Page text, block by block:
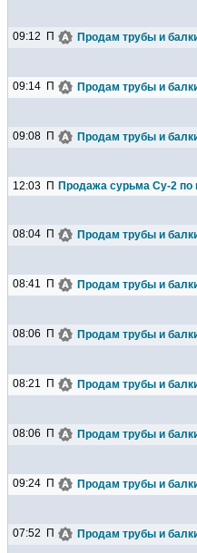
09:12 П Продам трубы и
09:14 П Продам трубы и
09:08 П Продам трубы и
12:03 П Продажа сурьма Су-2 по
08:04 П Продам трубы и
08:41 П Продам трубы и
08:06 П Продам трубы и
08:21 П Продам трубы и
08:06 П Продам трубы и
09:24 П Продам трубы и
07:52 П Продам трубы и